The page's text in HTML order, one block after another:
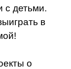
с детьми.
в
о